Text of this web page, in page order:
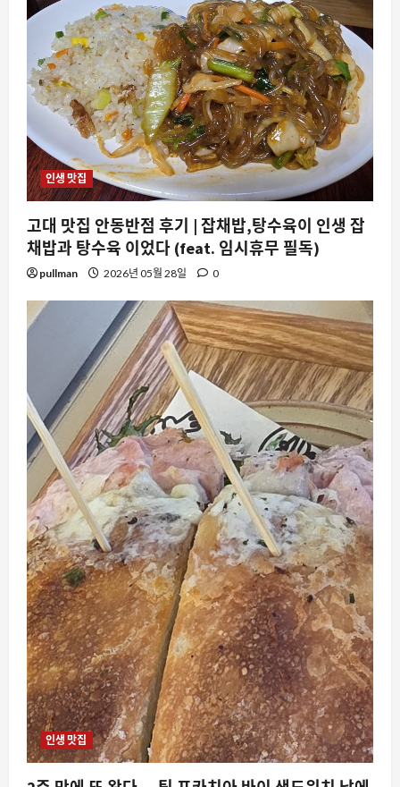
인생 맛집
고대 맛집 안동반점 후기 | 잡채밥,탕수육이 인생 잡
채밥과 탕수육 이었다 (feat. 임시휴무 필독)
pullman 2026년 05월 28일 0
인생 맛집